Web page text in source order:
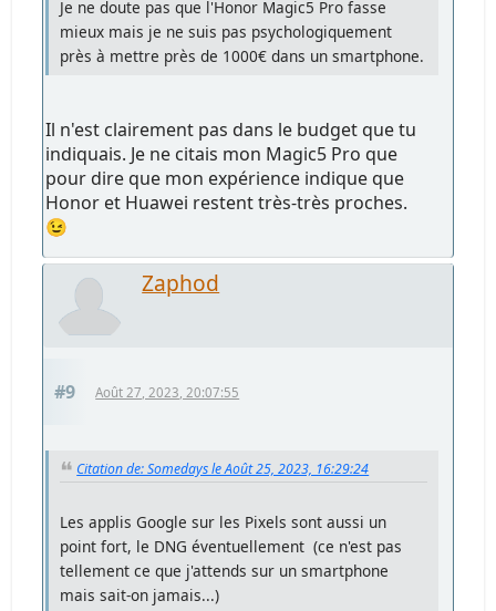
Je ne doute pas que l'Honor Magic5 Pro fasse
mieux mais je ne suis pas psychologiquement
près à mettre près de 1000€ dans un smartphone.
Il n'est clairement pas dans le budget que tu
indiquais. Je ne citais mon Magic5 Pro que
pour dire que mon expérience indique que
Honor et Huawei restent très-très proches.
😉
Zaphod
#9 Août 27, 2023, 20:07:55
Citation de: Somedays le Août 25, 2023, 16:29:24
Les applis Google sur les Pixels sont aussi un
point fort, le DNG éventuellement (ce n'est pas
tellement ce que j'attends sur un smartphone
mais sait-on jamais...)